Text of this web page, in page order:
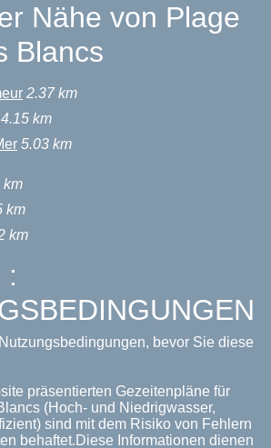
Nähe von Plage
Blancs
2.37 km
4.15 km
5.03 km
km
km
km
:
bevor Sie diese
präsentierten Gezeitenpläne für
(Hoch- und Niedrigwasser,
sind mit dem Risiko von Fehlern
behaftet.Diese Informationen dienen